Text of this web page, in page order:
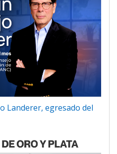
Landerer, egresado del